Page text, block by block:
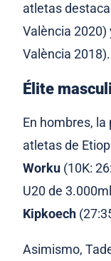
atletas
València
València 2018).
Élite
En hombres,
atletas de
Worku (10K:
U20 de
Kipkoech
Asimismo,